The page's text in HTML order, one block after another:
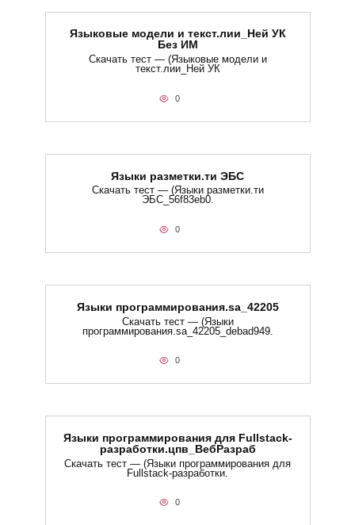
Языковые модели и текст.лии_Ней УК
Без ИМ
Скачать тест — (Языковые модели и
текст.лии_Ней УК
0
Языки разметки.ти​ ЭБС
Скачать тест — (Языки разметки.ти​
ЭБС_56f83eb0.
0
Языки программирования.sa_42205
Скачать тест — (Языки
программирования.sa_42205_debad949.
0
Языки программирования для Fullstack-
разработки.цпв_ВебРазраб
Скачать тест — (Языки программирования для
Fullstack-разработки.
0